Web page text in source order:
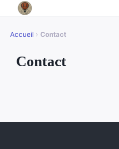
Accueil › Contact
Contact